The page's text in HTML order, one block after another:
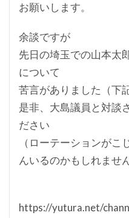
お願いします。
余談ですが
先日の埼玉での山本太
について
苦言がありました（下
是非、大島議員と対談
ださい
（ローテーションが
んいるのかもしれません
https://yutura.net/